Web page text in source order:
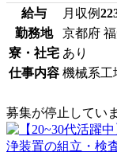
給与 月収例
勤務地
京都府
寮・社宅 あり
仕事内容 機械系工
募集が停止してい